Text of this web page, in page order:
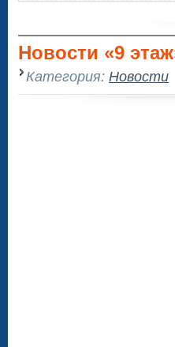
Новости «9
Категория: Новости